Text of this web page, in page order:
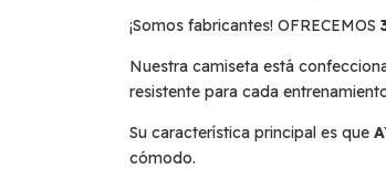
¡Somos fabricantes! OFRECEMOS
Nuestra camiseta está
resistente para cada
Su característica principal es que
cómodo.